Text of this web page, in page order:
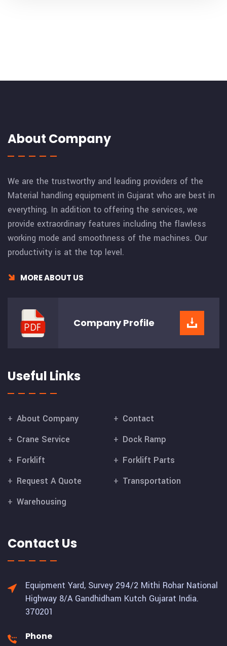
About Company
We are the trustworthy and leading providers of the
Material handling equipment in Gujarat who are best in
everything. In addition to offering the services, we
provide extraordinary features including the flawless
working mode and smoothness of the machines. Our
productivity is at the top level.
MORE ABOUT US
CompanyProfile
Useful Links
About Company
Contact
Crane Service
Dock Ramp
Forklift
Forklift Parts
Request A Quote
Transportation
Warehousing
Contact Us
Equipment Yard, Survey 294/2 Mithi Rohar National
Highway 8/A Gandhidham Kutch Gujarat India.
370201
Phone